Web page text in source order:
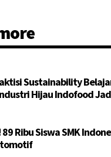
Sustainability
Hijau Indofood
Ribu Siswa SMK